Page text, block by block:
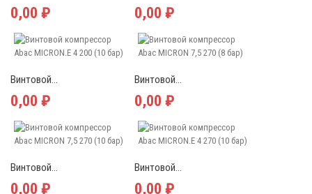
0,00 ₽ 0,00 ₽
Винтовой...
0,00 ₽
Винтовой...
0,00 ₽
Винтовой...
0,00 ₽
Винтовой...
0,00 ₽